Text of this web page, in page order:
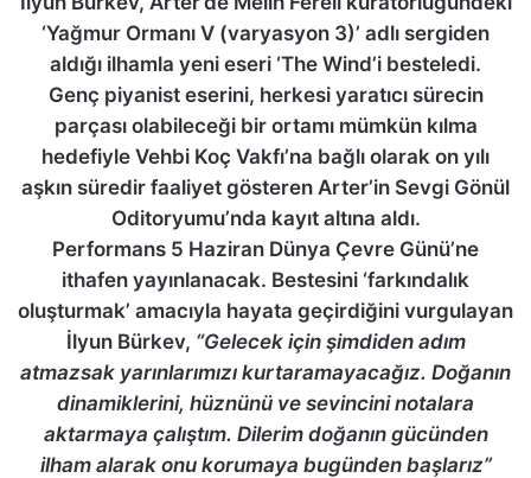
‘Yağmur Ormanı V (varyasyon 3)’ adlı sergiden
aldığı ilhamla yeni eseri ‘The Wind’i besteledi.
Genç piyanist eserini, herkesi yaratıcı sürecin
parçası olabileceği bir ortamı mümkün kılma
hedefiyle Vehbi Koç Vakfı’na bağlı olarak on yılı
aşkın süredir faaliyet gösteren Arter’in Sevgi Gönül
Oditoryumu’nda kayıt altına aldı.
Performans 5 Haziran Dünya Çevre Günü’ne
ithafen yayınlanacak. Bestesini ‘farkındalık
oluşturmak’ amacıyla hayata geçirdiğini vurgulayan
İlyun Bürkev, “Gelecek için şimdiden adım
atmazsak yarınlarımızı kurtaramayacağız. Doğanın
dinamiklerini, hüznünü ve sevincini notalara
aktarmaya çalıştım. Dilerim doğanın gücünden
ilham alarak onu korumaya bugünden başlarız”